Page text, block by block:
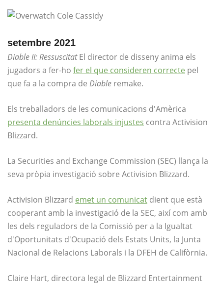
setembre 2021
Diable II: RessuscitatEl director de disseny anima els
jugadors a fer-ho fer el que consideren correcte pel
que fa a la compra de Diable remake.
Els treballadors de les comunicacions d'Amèrica
presenta denúncies laborals injustes contra Activision
Blizzard.
La Securities and Exchange Commission (SEC) llança la
seva pròpia investigació sobre Activision Blizzard.
Activision Blizzard emet un comunicat dient que està
cooperant amb la investigació de la SEC, així com amb
les dels reguladors de la Comissió per a la Igualtat
d'Oportunitats d'Ocupació dels Estats Units, la Junta
Nacional de Relacions Laborals i la DFEH de Califòrnia.
Claire Hart, directora legal de Blizzard Entertainment